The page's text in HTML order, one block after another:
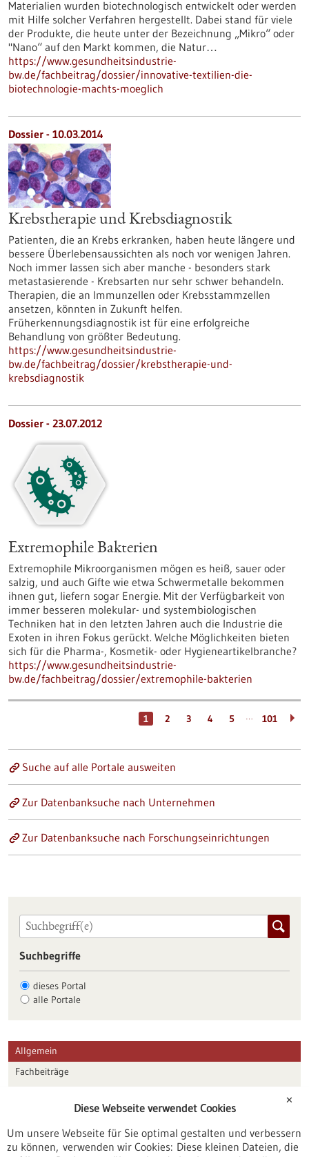
Materialien wurden biotechnologisch entwickelt oder werden
mit Hilfe solcher Verfahren hergestellt. Dabei stand für viele
der Produkte, die heute unter der Bezeichnung „Mikro“ oder
"Nano“ auf den Markt kommen, die Natur…
https://www.gesundheitsindustrie-
bw.de/fachbeitrag/dossier/innovative-textilien-die-
biotechnologie-machts-moeglich
Dossier - 10.03.2014
Krebstherapie und Krebsdiagnostik
Patienten, die an Krebs erkranken, haben heute längere und
bessere Überlebensaussichten als noch vor wenigen Jahren.
Noch immer lassen sich aber manche - besonders stark
metastasierende - Krebsarten nur sehr schwer behandeln.
Therapien, die an Immunzellen oder Krebsstammzellen
ansetzen, könnten in Zukunft helfen.
Früherkennungsdiagnostik ist für eine erfolgreiche
Behandlung von größter Bedeutung.
https://www.gesundheitsindustrie-
bw.de/fachbeitrag/dossier/krebstherapie-und-
krebsdiagnostik
Dossier - 23.07.2012
Extremophile Bakterien
Extremophile Mikroorganismen mögen es heiß, sauer oder
salzig, und auch Gifte wie etwa Schwermetalle bekommen
ihnen gut, liefern sogar Energie. Mit der Verfügbarkeit von
immer besseren molekular- und systembiologischen
Techniken hat in den letzten Jahren auch die Industrie die
Exoten in ihren Fokus gerückt. Welche Möglichkeiten bieten
sich für die Pharma-, Kosmetik- oder Hygieneartikelbranche?
https://www.gesundheitsindustrie-
bw.de/fachbeitrag/dossier/extremophile-bakterien
1 2 3 4 5 … 101
Suche auf alle Portale ausweiten
Zur Datenbanksuche nach Unternehmen
Zur Datenbanksuche nach Forschungseinrichtungen
Suchbegriffe
dieses Portal
alle Portale
Allgemein
Fachbeiträge
Veranstaltungen
Erscheinungsdatum
✕
Diese Webseite verwendet Cookies
Um unsere Webseite für Sie optimal gestalten und verbessern
zu können, verwenden wir Cookies: Diese kleinen Dateien, die